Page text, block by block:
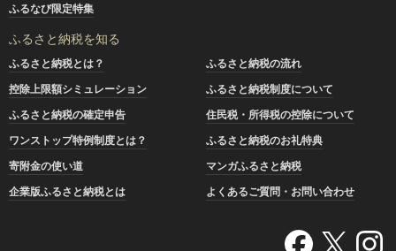
ふるなび限定特集
ふるさと納税を知る
ふるさと納税とは？
ふるさと納税の流れ
控除上限額シミュレーション
ふるさと納税制度について
ふるさと納税の確定申告
住民税・所得税の控除について
ワンストップ特例制度とは？
ふるさと納税のお礼特典
寄附金の使い道
マンガふるさと納税
企業版ふるさと納税とは
よくあるご質問・お問い合わせ